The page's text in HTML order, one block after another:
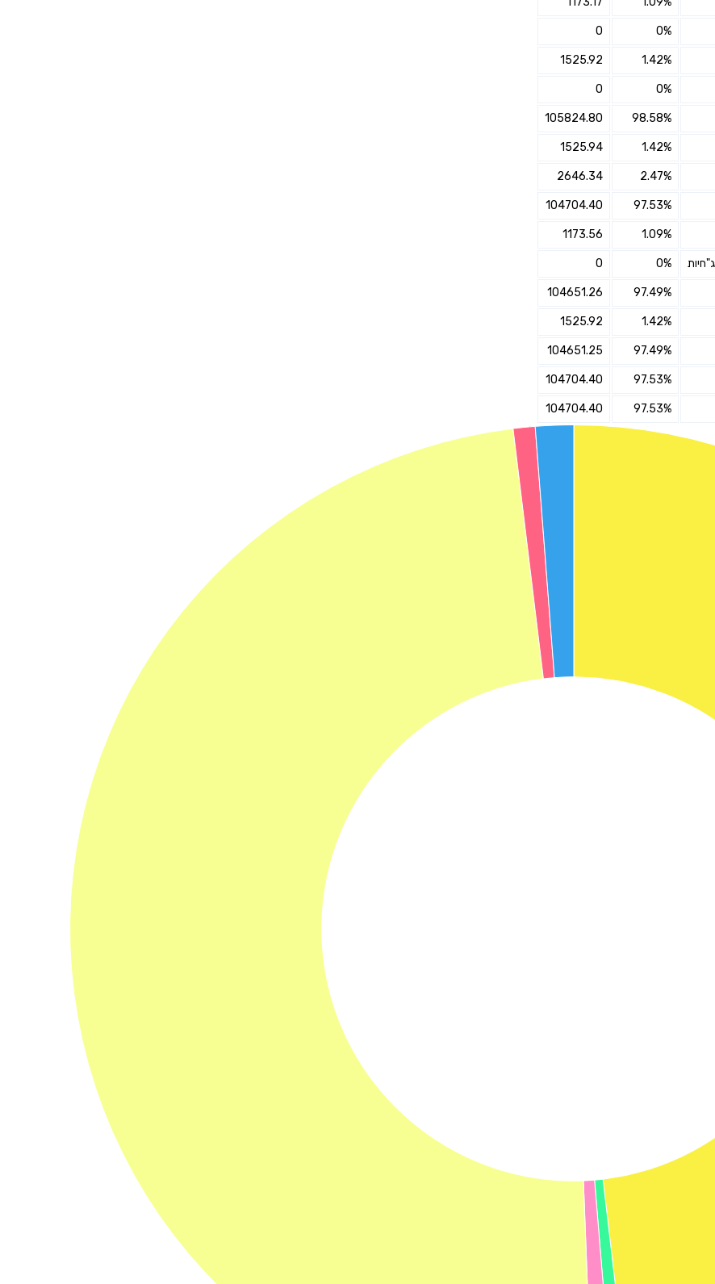
0%
0
1.42%
1525.92
0%
0
98.58%
105824.80
1.42%
1525.94
2.47%
2646.34
97.53%
104704.40
1.09%
1173.56
0%
0
97.49%
104651.26
1.42%
1525.92
97.49%
104651.25
97.53%
104704.40
97.53%
104704.40
פעולה נדרשת
היכן מנוהל החיסכון?
סכום חיסכון בקרן
אני מאשר את תנאיי השימוש והפרטיות של האתר
חיפוש